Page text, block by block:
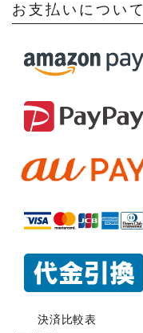
お支払いについて
決済比較表